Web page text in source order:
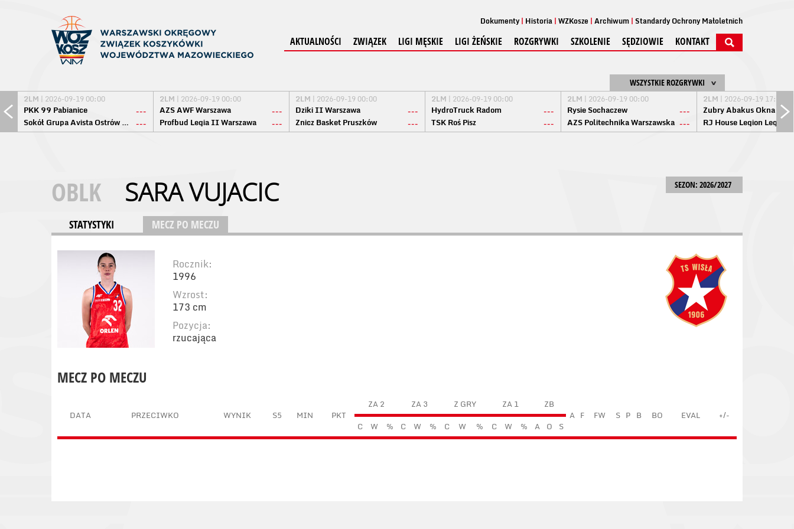
Dokumenty Historia WZKosze Archiwum Standardy Ochrony Małoletnich
AKTUALNOŚCI ZWIĄZEK LIGI MĘSKIE LIGI ŻEŃSKIE ROZGRYWKI SZKOLENIE SĘDZIOWIE KONTAKT
WSZYSTKIE ROZGRYWKI
2LM | 2026-09-19 00:00
PKK 99 Pabianice
---
Sokół Grupa Avista Ostrów Maz. ---
2LM | 2026-09-19 00:00
AZS AWF Warszawa
---
Profbud Legia II Warszawa
---
2LM | 2026-09-19 00:00
Dziki II Warszawa
---
Znicz Basket Pruszków
---
2LM | 2026-09-19 00:00
HydroTruck Radom
---
TSK Roś Pisz
---
2LM | 2026-09-19 00:00
Rysie Sochaczew
---
AZS Politechnika Warszawska ---
2LM | 2026-09-19 17:00
Żubry Abakus Okna
RJ House Legion
SEZON: 2026/2027
OBLK SARA VUJACIC
STATYSTYKI MECZ PO MECZU
Rocznik:
1996
Wzrost:
173 cm
Pozycja:
rzucająca
MECZ PO MECZU
DATA PRZECIWKO WYNIK S5 MIN PKT
ZA 2 ZA 3 Z GRY ZA 1
ZB
A F FW S P B BO EVAL
+/-
C
W % C W % C W % C W % A O S